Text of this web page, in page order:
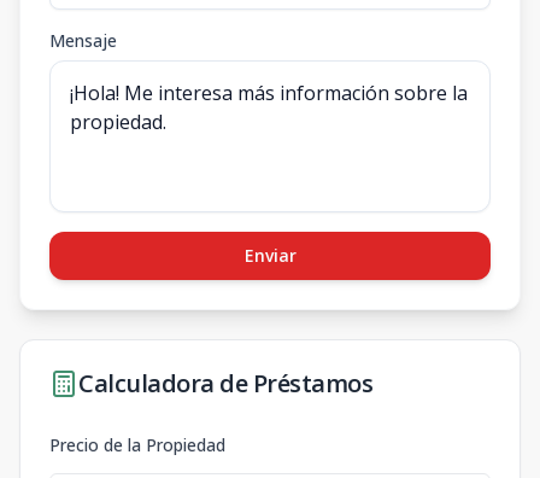
Mensaje
Enviar
Calculadora de Préstamos
Precio de la Propiedad